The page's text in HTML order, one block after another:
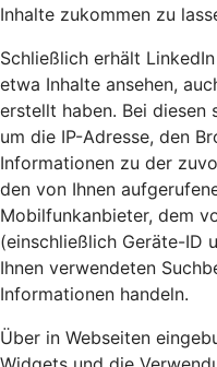
Inhalte zukommen zu
Schließlich erhält
etwa Inhalte ansehen,
erstellt haben. Bei diesen
um die IP-Adresse, den
Informationen zu der
den von Ihnen
Mobilfunkanbieter, dem
(einschließlich Geräte-ID
Ihnen verwendeten
Informationen handeln.
Über in Webseiten